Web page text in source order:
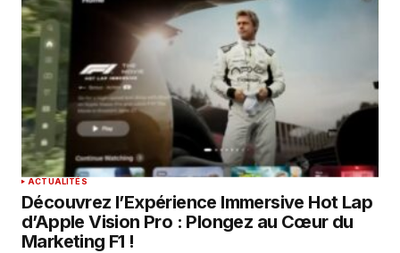
ACTUALITÉS
Découvrez l’Expérience Immersive Hot Lap
d’Apple Vision Pro : Plongez au Cœur du
Marketing F1 !